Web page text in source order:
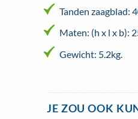
Tanden zaagblad:
Maten: (h x l x b):
Gewicht: 5.2kg.
JE ZOU OOK